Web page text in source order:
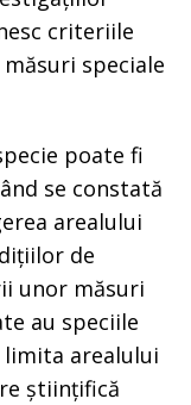
criteriile
speciale
poate fi
se constată
arealului
de
unor măsuri
au speciile
limita arealului
științifică